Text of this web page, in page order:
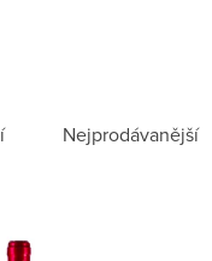
Nejprodávanější